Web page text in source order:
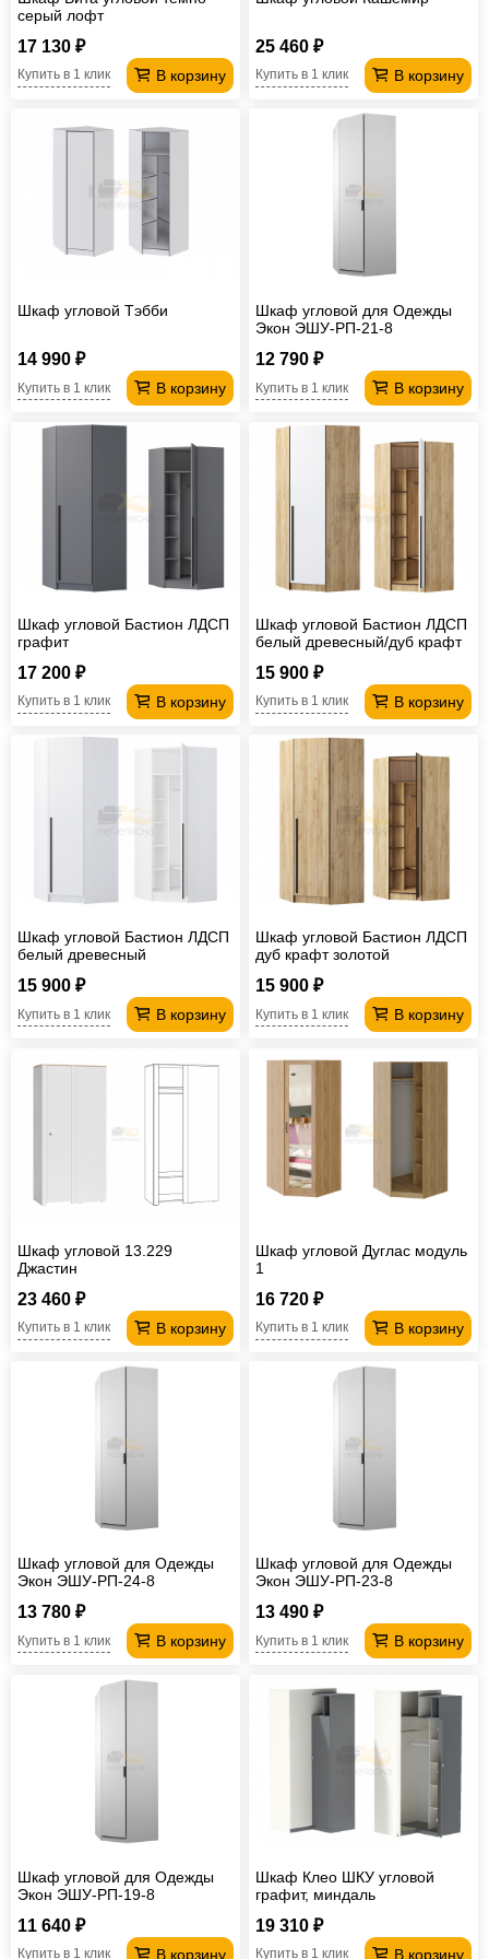
серый лофт
17 130 ₽
В корзину
Купить в 1 клик
25 460 ₽
В корзину
Купить в 1 клик
Шкаф угловой Тэбби
14 990 ₽
В корзину
Купить в 1 клик
Шкаф угловой для Одежды
Экон ЭШУ-РП-21-8
12 790 ₽
В корзину
Купить в 1 клик
Шкаф угловой Бастион ЛДСП
графит
17 200 ₽
В корзину
Купить в 1 клик
Шкаф угловой Бастион ЛДСП
белый древесный/дуб крафт
15 900 ₽
В корзину
Купить в 1 клик
Шкаф угловой Бастион ЛДСП
белый древесный
15 900 ₽
В корзину
Купить в 1 клик
Шкаф угловой Бастион ЛДСП
дуб крафт золотой
15 900 ₽
В корзину
Купить в 1 клик
Шкаф угловой 13.229
Джастин
23 460 ₽
В корзину
Купить в 1 клик
Шкаф угловой Дуглас модуль
1
16 720 ₽
В корзину
Купить в 1 клик
Шкаф угловой для Одежды
Экон ЭШУ-РП-24-8
13 780 ₽
В корзину
Купить в 1 клик
Шкаф угловой для Одежды
Экон ЭШУ-РП-23-8
13 490 ₽
В корзину
Купить в 1 клик
Шкаф угловой для Одежды
Экон ЭШУ-РП-19-8
11 640 ₽
В корзину
Купить в 1 клик
Шкаф Клео ШКУ угловой
графит, миндаль
19 310 ₽
В корзину
Купить в 1 клик